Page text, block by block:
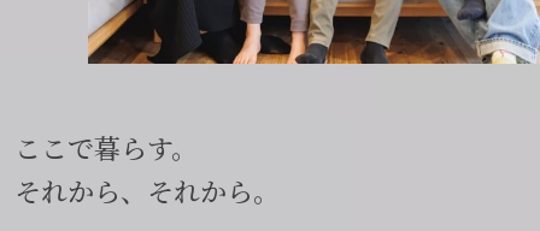
ここで暮らす。
それから、それから。